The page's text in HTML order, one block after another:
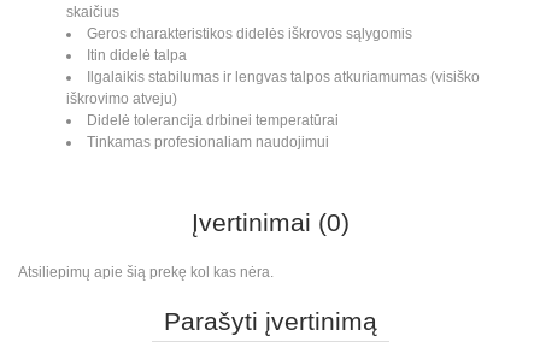
skaičius
Geros charakteristikos didelės iškrovos sąlygomis
Itin didelė talpa
Ilgalaikis stabilumas ir lengvas talpos atkuriamumas (visiško
iškrovimo atveju)
Didelė tolerancija drbinei temperatūrai
Tinkamas profesionaliam naudojimui
Įvertinimai (0)
Atsiliepimų apie šią prekę kol kas nėra.
Parašyti įvertinimą